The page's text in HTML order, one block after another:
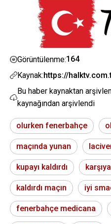
Görüntülenme:164
Kaynak:https://
Bu haber kaynaktan
kaynağından arşivlendi
olurken fenerbahçe
maçında yunan
kupayı kaldırdı
kaldırdı maçın iyi
fenerbahçe medicana